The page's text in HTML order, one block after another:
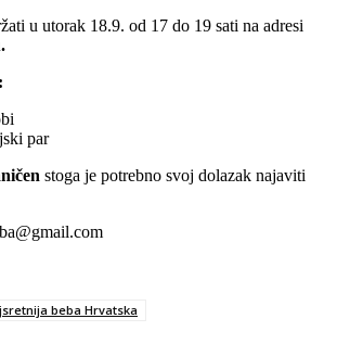
u utorak 18.9. od 17 do 19 sati na adresi
par
stoga je potrebno svoj dolazak najaviti
beba Hrvatska